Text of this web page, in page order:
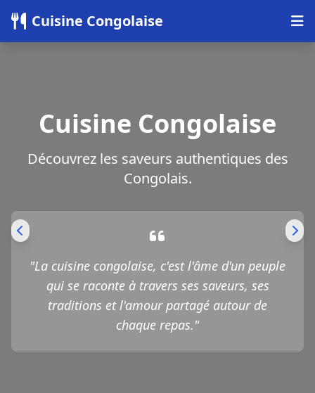
Cuisine Congolaise
Cuisine Congolaise
Découvrez les saveurs authentiques des
Congolais.
"La cuisine congolaise, c'est l'âme d'un peuple
qui se raconte à travers ses saveurs, ses
traditions et l'amour partagé autour de
chaque repas."